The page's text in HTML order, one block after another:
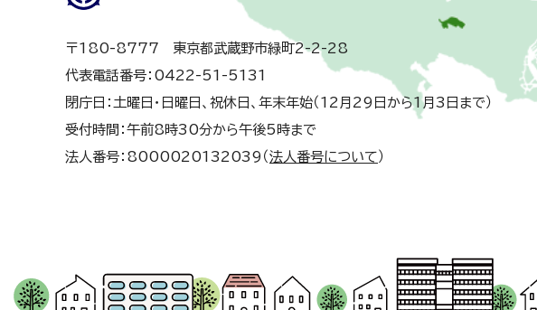
〒180-8777 東京都武蔵野市緑町2-2-28
代表電話番号：0422-51-5131
閉庁日：土曜日・日曜日、祝休日、年末年始（12月29日から1月3日まで）
受付時間：午前8時30分から午後5時まで
法人番号：8000020132039（ 法人番号について ）